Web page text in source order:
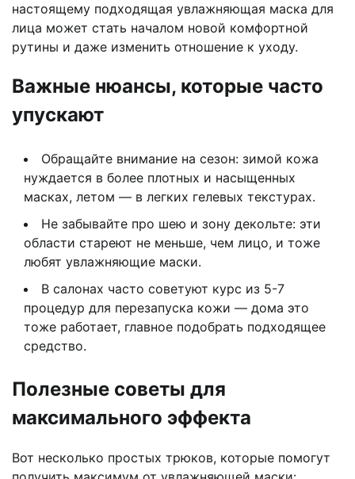
настоящему подходящая увлажняющая маска для
лица может стать началом новой комфортной
рутины и даже изменить отношение к уходу.
Важные нюансы, которые часто
упускают
Обращайте внимание на сезон: зимой кожа
нуждается в более плотных и насыщенных
масках, летом — в легких гелевых текстурах.
Не забывайте про шею и зону декольте: эти
области стареют не меньше, чем лицо, и тоже
любят увлажняющие маски.
В салонах часто советуют курс из 5-7
процедур для перезапуска кожи — дома это
тоже работает, главное подобрать подходящее
средство.
Полезные советы для
максимального эффекта
Вот несколько простых трюков, которые помогут